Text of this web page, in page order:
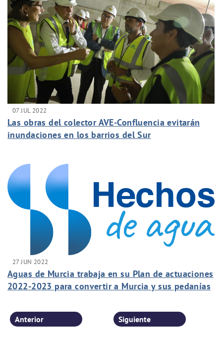
07 JUL 2022
Las obras del colector AVE-Confluencia evitarán
inundaciones en los barrios del Sur
27 JUN 2022
Aguas de Murcia trabaja en su Plan de actuaciones
2022-2023 para convertir a Murcia y sus pedanías
Anterior Siguiente